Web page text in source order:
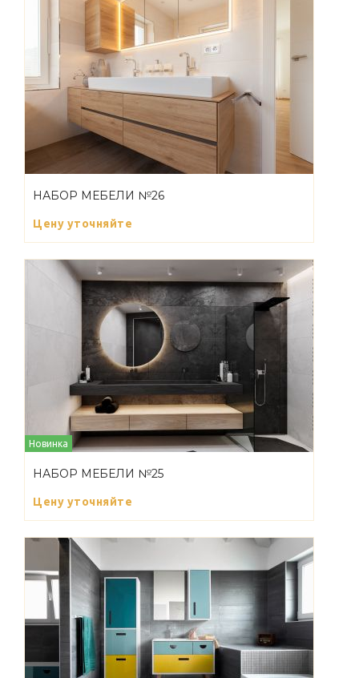
НАБОР МЕБЕЛИ №26
Цену уточняйте
Новинка
НАБОР МЕБЕЛИ №25
Цену уточняйте